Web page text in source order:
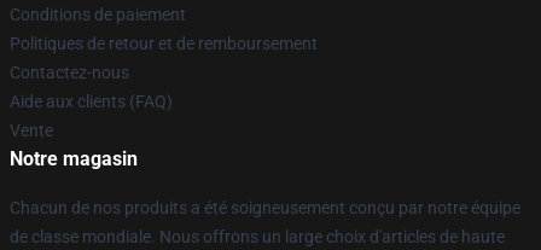
Conditions de paiement
Politiques de retour et de remboursement
Contactez-nous
Aide aux clients (FAQ)
Vente
Notre magasin
Chacun de nos produits a été soigneusement conçu par notre équipe
de classe mondiale. Nous offrons un large choix d'articles de haute